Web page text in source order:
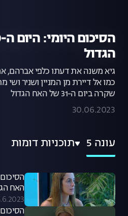
הגדול
גיא משנה את דעתו כלפי אברהם,
כמו אל דיירת מן המניין ושניר
שקרה ביום ה-31 של האח הגדול
30.06.2023
עונה 5 תוכניות דומות
האח